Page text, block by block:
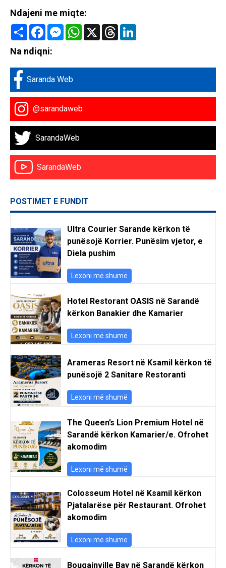
Ndajeni me miqte:
Share FacebookMessenger
WhatsApp
X Threads
Na ndiqni:
Saranda Web
@sarandaweb
SarandaWeb
SarandaWeb
POSTIMET E FUNDIT
Ultra Courier Sarande kërkon të
punësojë Korrier. Punësim vjetor, e
Diela pushim
Lexoni më shumë
Hotel Restorant OASIS në Sarandë
kërkon Banakier dhe Kamarier
Lexoni më shumë
Arameras Resort në Ksamil kërkon të
punësojë 2 Sanitare Restoranti
Lexoni më shumë
The Queen’s Lion Premium Hotel në
Sarandë kërkon Kamarier/e. Ofrohet
akomodim
Lexoni më shumë
Colosseum Hotel në Ksamil kërkon
Pjatalarëse për Restaurant. Ofrohet
akomodim
Lexoni më shumë
Bougainville Bay në Sarandë kërkon